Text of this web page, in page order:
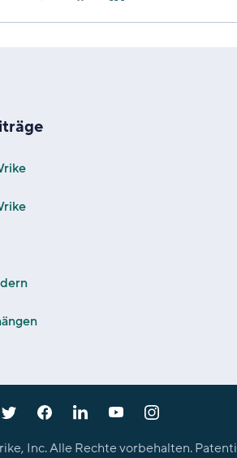
Inc. Alle Rechte vorbehalten.